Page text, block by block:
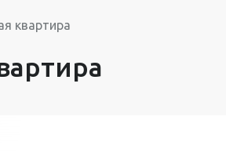
квартира